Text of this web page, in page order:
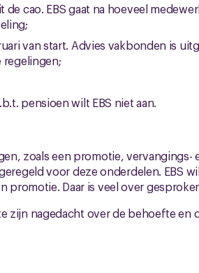
cao. EBS gaat na hoeveel
van start. Advies vakbonden is
regelingen;
pensioen wilt EBS niet aan.
zoals een promotie, vervangings-
voor deze onderdelen. EBS
Daar is veel over
zijn nagedacht over de behoefte en